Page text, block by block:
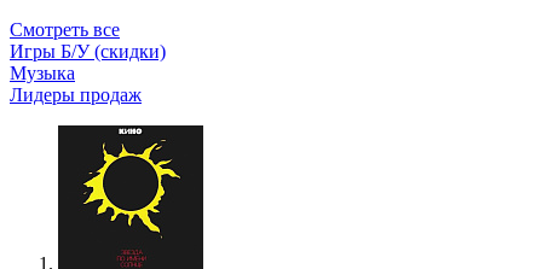
Смотреть все
Игры Б/У (скидки)
Музыка
Лидеры продаж